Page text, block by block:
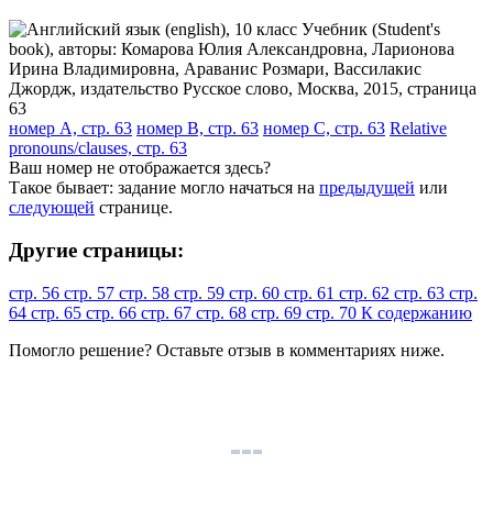
номер A, стр. 63 номер B, стр. 63 номер C, стр. 63 Relative
pronouns/clauses, стр. 63
Ваш номер не отображается здесь?
Такое бывает: задание могло начаться на предыдущей или
следующей странице.
Другие страницы:
стр. 56 стр. 57 стр. 58 стр. 59 стр. 60 стр. 61 стр. 62 стр. 63 стр.
64 стр. 65 стр. 66 стр. 67 стр. 68 стр. 69 стр. 70 К содержанию
Помогло решение? Оставьте отзыв в комментариях ниже.